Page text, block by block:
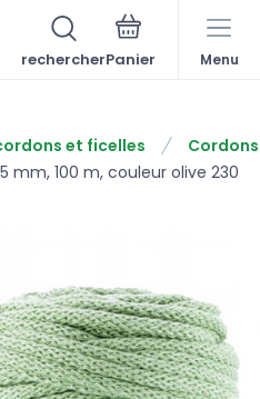
rechercher Menu
et ficelles
mm, 100 m, couleur olive 230